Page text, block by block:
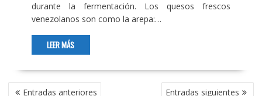
durante la fermentación. Los quesos frescos
venezolanos son como la arepa:…
LEER MÁS
NAVEGACIÓN
Entradas anteriores Entradas siguientes